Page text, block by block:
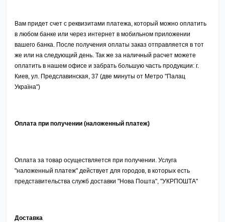
Вам придет счет c реквизитами платежа, который можно оплатить
в любом банке или через интернет в мобильном приложении
вашего банка. После получения оплаты заказ отправляется в тот
же или на следующий день. Так же за наличный расчет можете
оплатить в нашем офисе и забрать большую часть продукции: г.
Киев, ул. Предславинская, 37 (две минуты от Метро "Палац
Україна")
Оплата при получении (наложенный платеж)
Оплата за товар осуществляется при получении. Услуга
"наложенный платеж" действует для городов, в которых есть
представительства служб доставки "Нова Пошта", "УКРПОШТА"
Доставка